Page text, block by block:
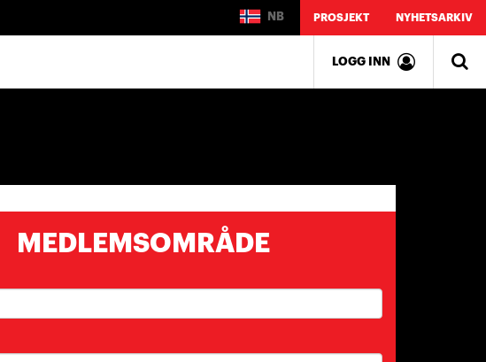
NB PROSJEKT NYHETSARKIV
LOGG INN
MEDLEMSOMRÅDE